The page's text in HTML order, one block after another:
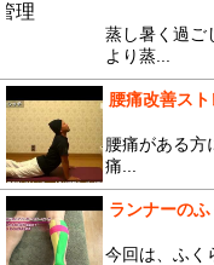
蒸し暑く過ご
より蒸...
腰痛改善ス
腰痛がある方
痛...
ランナーの
今回は、ふく